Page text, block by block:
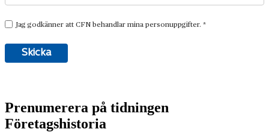
Prenumerera på tidningen
Företagshistoria